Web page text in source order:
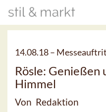
14.08.18 –
Rösle:
Himmel
Von Redaktion